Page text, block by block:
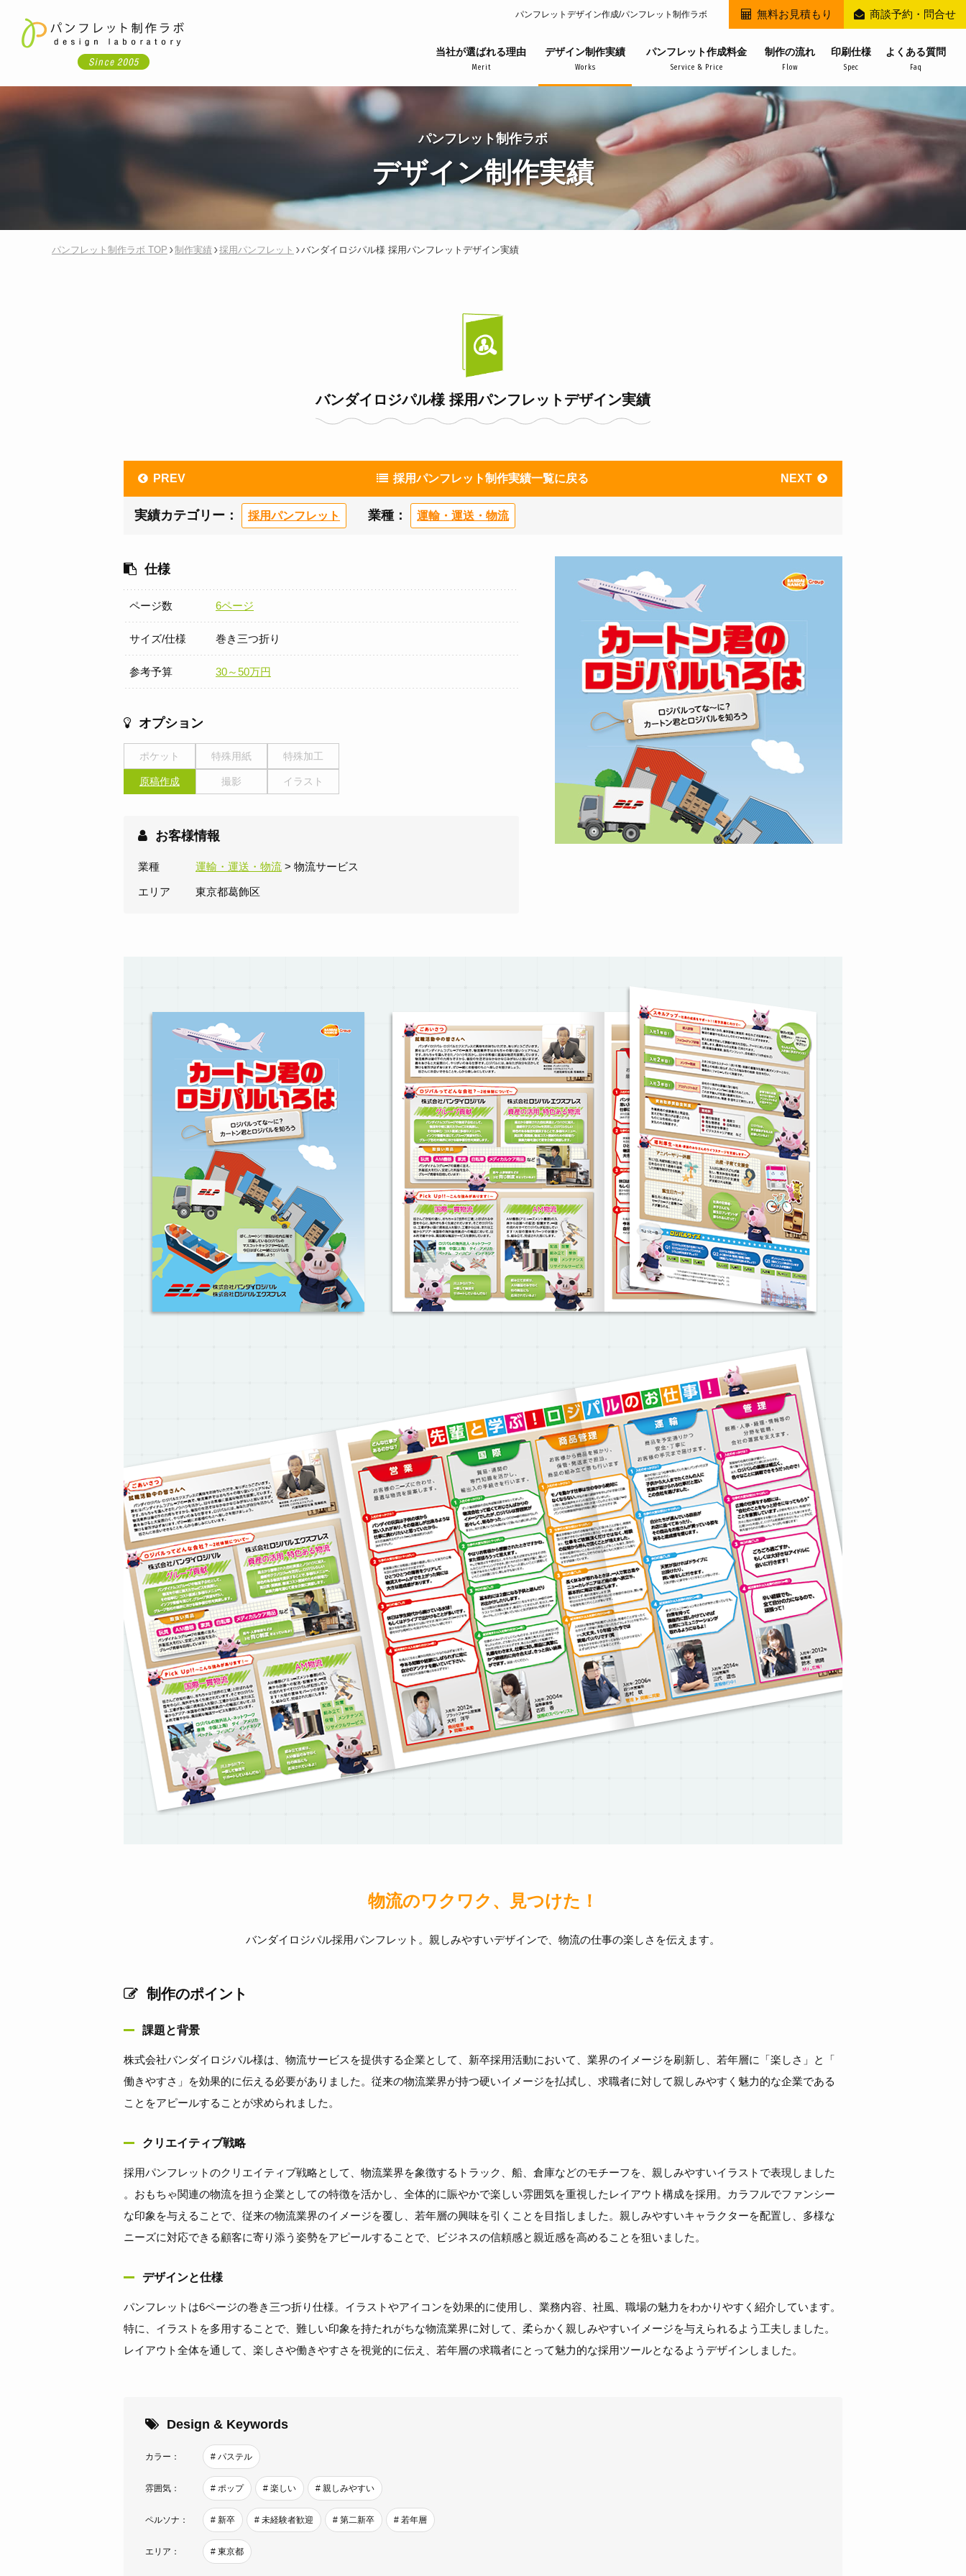
パンフレットデザイン作成/パンフレット制作ラボ
当社が選ばれる理由
Merit
デザイン制作実績
Works
パンフレット作成料金
Service & Price
制作の流れ
Flow
印刷仕様
Spec
よくある質問
Faq
無料お見積もり 商談予約・問合せ
パンフレット制作ラボ
デザイン制作実績
パンフレット制作ラボ TOP 制作実績 採用パンフレット バンダイロジパル様 採用パンフレットデザイン実績
バンダイロジパル様 採用パンフレットデザイン実績
PREV 採用パンフレット制作実績一覧に戻る NEXT
実績カテゴリー： 採用パンフレット 業種： 運輸・運送・物流
仕様
ページ数 6ページ
サイズ/仕様 巻き三つ折り
参考予算 30～50万円
オプション
ポケット 特殊用紙 特殊加工
原稿作成 撮影 イラスト
お客様情報
業種 運輸・運送・物流 > 物流サービス
エリア 東京都葛飾区
物流のワクワク、見つけた！
バンダイロジパル採用パンフレット。親しみやすいデザインで、物流の仕事の楽しさを伝えます。
制作のポイント
課題と背景
株式会社バンダイロジパル様は、物流サービスを提供する企業として、新卒採用活動において、業界のイメージを刷新し、若年層に「楽しさ」と「
働きやすさ」を効果的に伝える必要がありました。従来の物流業界が持つ硬いイメージを払拭し、求職者に対して親しみやすく魅力的な企業である
ことをアピールすることが求められました。
クリエイティブ戦略
採用パンフレットのクリエイティブ戦略として、物流業界を象徴するトラック、船、倉庫などのモチーフを、親しみやすいイラストで表現しました
。おもちゃ関連の物流を担う企業としての特徴を活かし、全体的に賑やかで楽しい雰囲気を重視したレイアウト構成を採用。カラフルでファンシー
な印象を与えることで、従来の物流業界のイメージを覆し、若年層の興味を引くことを目指しました。親しみやすいキャラクターを配置し、多様な
ニーズに対応できる顧客に寄り添う姿勢をアピールすることで、ビジネスの信頼感と親近感を高めることを狙いました。
デザインと仕様
パンフレットは6ページの巻き三つ折り仕様。イラストやアイコンを効果的に使用し、業務内容、社風、職場の魅力をわかりやすく紹介しています。
特に、イラストを多用することで、難しい印象を持たれがちな物流業界に対して、柔らかく親しみやすいイメージを与えられるよう工夫しました。
レイアウト全体を通して、楽しさや働きやすさを視覚的に伝え、若年層の求職者にとって魅力的な採用ツールとなるようデザインしました。
Design & Keywords
カラー： # パステル
雰囲気： # ポップ # 楽しい # 親しみやすい
ペルソナ： # 新卒 # 未経験者歓迎 # 第二新卒 # 若年層
エリア： # 東京都